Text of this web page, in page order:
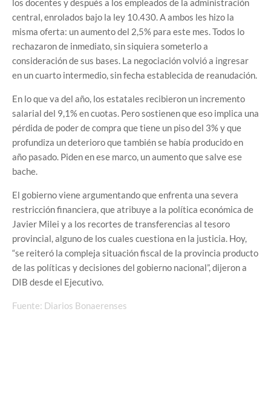
los docentes y después a los empleados de la administración
central, enrolados bajo la ley 10.430. A ambos les hizo la
misma oferta: un aumento del 2,5% para este mes. Todos lo
rechazaron de inmediato, sin siquiera someterlo a
consideración de sus bases. La negociación volvió a ingresar
en un cuarto intermedio, sin fecha establecida de reanudación.
En lo que va del año, los estatales recibieron un incremento
salarial del 9,1% en cuotas. Pero sostienen que eso implica una
pérdida de poder de compra que tiene un piso del 3% y que
profundiza un deterioro que también se había producido en
año pasado. Piden en ese marco, un aumento que salve ese
bache.
El gobierno viene argumentando que enfrenta una severa
restricción financiera, que atribuye a la política económica de
Javier Milei y a los recortes de transferencias al tesoro
provincial, alguno de los cuales cuestiona en la justicia. Hoy,
“se reiteró la compleja situación fiscal de la provincia producto
de las políticas y decisiones del gobierno nacional”, dijeron a
DIB desde el Ejecutivo.
Fuente: Diarios Bonaerenses